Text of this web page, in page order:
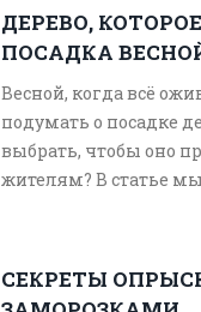
последствий во время
ДЕРЕВО,
ПОСАДКА
Весной, когда всё
подумать о посадке
выбрать, чтобы оно
жителям? В статье
СЕКРЕТЫ